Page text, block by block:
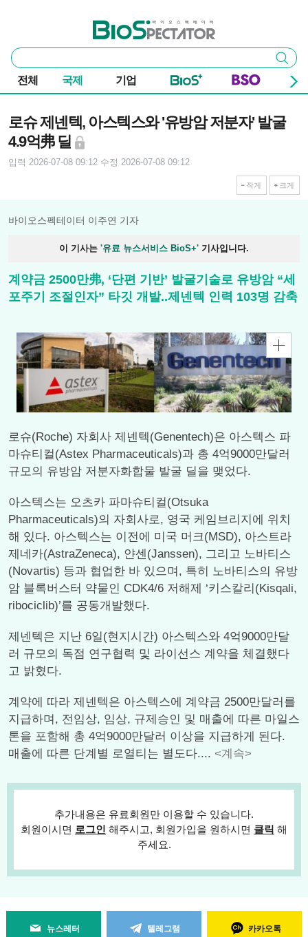
바이오스펙테이터
통
합
검
색
검색
전체 국제 기업
로슈 제넨텍, 아스텍스와 '유방암 저분자' 발굴
4.9억弗 딜
입력 2026-07-08 09:12 수정 2026-07-08 09:12
작게 크게
바이오스펙테이터 이주연 기자
이 기사는 '유료 뉴스서비스 BioS+' 기사입니다.
계약금 2500만弗, ‘단편 기반’ 발굴기술로 유방암 “세
포주기 조절인자” 타깃 개발..제넨텍 인력 103명 감축
로슈(Roche) 자회사 제넨텍(Genentech)은 아스텍스 파
마슈티컬(Astex Pharmaceuticals)과 총 4억9000만달러
규모의 유방암 저분자화합물 발굴 딜을 맺었다.
아스텍스는 오츠카 파마슈티컬(Otsuka
Pharmaceuticals)의 자회사로, 영국 케임브리지에 위치
해 있다. 아스텍스는 이전에 미국 머크(MSD), 아스트라
제네카(AstraZeneca), 얀센(Janssen), 그리고 노바티스
(Novartis) 등과 협업한 바 있으며, 특히 노바티스의 유방
암 블록버스터 약물인 CDK4/6 저해제 ‘키스칼리(Kisqali,
ribociclib)’를 공동개발했다.
제넨텍은 지난 6일(현지시간) 아스텍스와 4억9000만달
러 규모의 독점 연구협력 및 라이선스 계약을 체결했다
고 밝혔다.
계약에 따라 제넨텍은 아스텍스에 계약금 2500만달러를
지급하며, 전임상, 임상, 규제승인 및 매출에 따른 마일스
톤을 포함해 총 4억9000만달러 이상을 지급하게 된다.
매출에 따른 단계별 로열티는 별도다.... <계속>
추가내용은 유료회원만 이용할 수 있습니다.
회원이시면 로그인 해주시고, 회원가입을 원하시면 클릭 해
주세요.
뉴스레터 텔레그램 카카오톡